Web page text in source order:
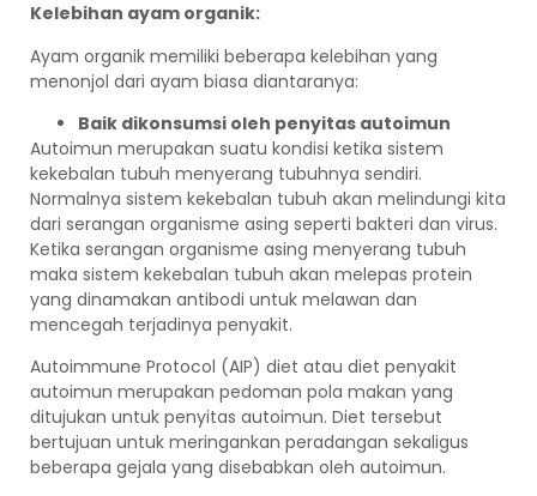
Kelebihan ayam organik:
Ayam organik memiliki beberapa kelebihan yang
menonjol dari ayam biasa diantaranya:
Baik dikonsumsi oleh penyitas autoimun
Autoimun merupakan suatu kondisi ketika sistem
kekebalan tubuh menyerang tubuhnya sendiri.
Normalnya sistem kekebalan tubuh akan melindungi kita
dari serangan organisme asing seperti bakteri dan virus.
Ketika serangan organisme asing menyerang tubuh
maka sistem kekebalan tubuh akan melepas protein
yang dinamakan antibodi untuk melawan dan
mencegah terjadinya penyakit.
Autoimmune Protocol (AIP) diet atau diet penyakit
autoimun merupakan pedoman pola makan yang
ditujukan untuk penyitas autoimun. Diet tersebut
bertujuan untuk meringankan peradangan sekaligus
beberapa gejala yang disebabkan oleh autoimun.